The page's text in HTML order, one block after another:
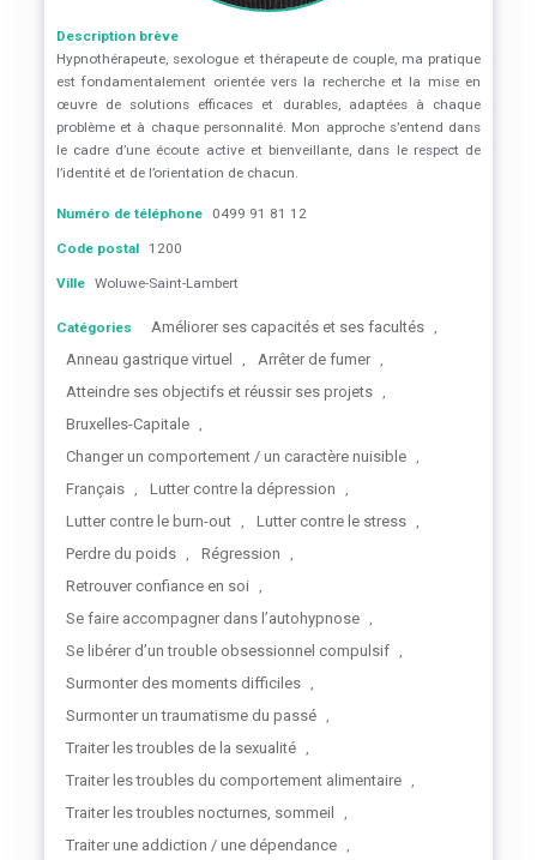
Description brève
Hypnothérapeute, sexologue et thérapeute de couple, ma pratique
est fondamentalement orientée vers la recherche et la mise en
œuvre de solutions efficaces et durables, adaptées à chaque
problème et à chaque personnalité. Mon approche s’entend dans
le cadre d’une écoute active et bienveillante, dans le respect de
l’identité et de l’orientation de chacun.
Numéro de téléphone 0499 91 81 12
Code postal 1200
Ville Woluwe-Saint-Lambert
Catégories Améliorer ses capacités et ses facultés ,
Anneau gastrique virtuel , Arrêter de fumer ,
Atteindre ses objectifs et réussir ses projets ,
Bruxelles-Capitale ,
Changer un comportement / un caractère nuisible ,
Français , Lutter contre la dépression ,
Lutter contre le burn-out , Lutter contre le stress ,
Perdre du poids , Régression ,
Retrouver confiance en soi ,
Se faire accompagner dans l’autohypnose ,
Se libérer d’un trouble obsessionnel compulsif ,
Surmonter des moments difficiles ,
Surmonter un traumatisme du passé ,
Traiter les troubles de la sexualité ,
Traiter les troubles du comportement alimentaire ,
Traiter les troubles nocturnes, sommeil ,
Traiter une addiction / une dépendance ,